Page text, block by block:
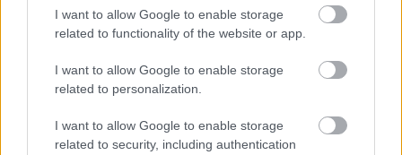
I want to allow Google to enable storage
related to functionality of the website or app.
I want to allow Google to enable storage
related to personalization.
I want to allow Google to enable storage
related to security, including authentication